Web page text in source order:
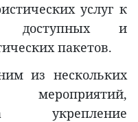
услуг к
доступных и
пакетов.
из нескольких
укрепление